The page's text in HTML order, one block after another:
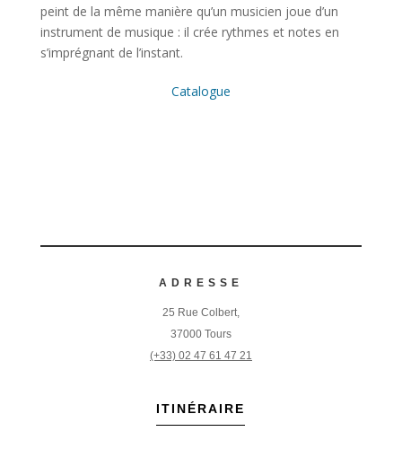
peint de la même manière qu’un musicien joue d’un
instrument de musique : il crée rythmes et notes en
s’imprégnant de l’instant.
Catalogue
ADRESSE
25 Rue Colbert,
37000 Tours
(+33) 02 47 61 47 21
ITINÉRAIRE